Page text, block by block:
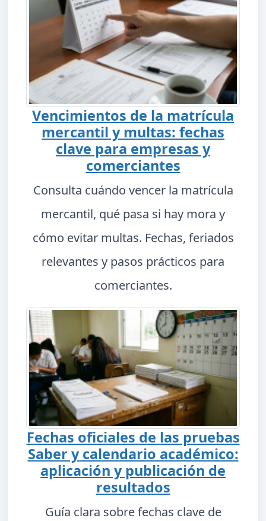
Vencimientos de la matrícula
mercantil y multas: fechas
clave para empresas y
comerciantes
Consulta cuándo vencer la matrícula
mercantil, qué pasa si hay mora y
cómo evitar multas. Fechas, feriados
relevantes y pasos prácticos para
comerciantes.
Fechas oficiales de las pruebas
Saber y calendario académico:
aplicación y publicación de
resultados
Guía clara sobre fechas clave de